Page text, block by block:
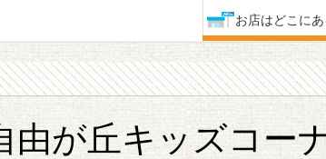
お店はどこに
由が丘キッズコー